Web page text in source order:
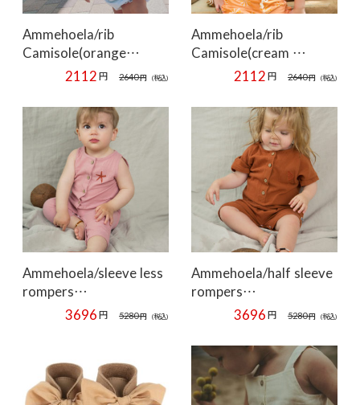
Ammehoela/rib
Camisole(orange…
2640円 (税込)
2112円
Ammehoela/rib
Camisole(cream …
2640円 (税込)
2112円
Ammehoela/sleeve less
rompers…
5280円 (税込)
3696円
Ammehoela/half sleeve
rompers…
5280円 (税込)
3696円